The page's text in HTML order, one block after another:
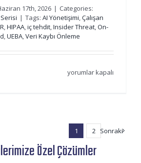
17th, 2026 | Categories:
| Tags: AI Yönetişimi,Çalışan
,HIPAA,iç tehdit,Insider Threat,On-
,UEBA,Veri Kaybı Önleme
Teramind
AI
İzleme
yorumlar kapalı
1 2 Sonraki
Özel Çözümler